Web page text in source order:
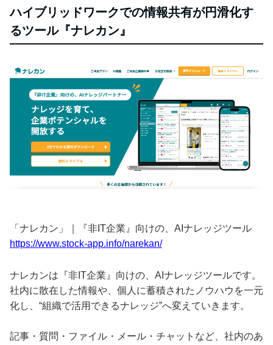
ハイブリッドワークでの情報共有が円滑化す
るツール『ナレカン』
「ナレカン」｜『非IT企業』向けの、AIナレッジツール
https://www.stock-app.info/narekan/
ナレカンは『非IT企業』向けの、AIナレッジツールです。
社内に散在した情報や、個人に蓄積されたノウハウを一元
化し、“組織で活用できるナレッジ”へ変えていきます。
記事・質問・ファイル・メール・チャットなど、社内のあ